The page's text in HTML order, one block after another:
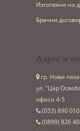
Изготвяне на
Брачни
Адрес и
гр. Нови
ул. "Цар
офиси 4-5
(053)­ 890 010
(0899)­ 826